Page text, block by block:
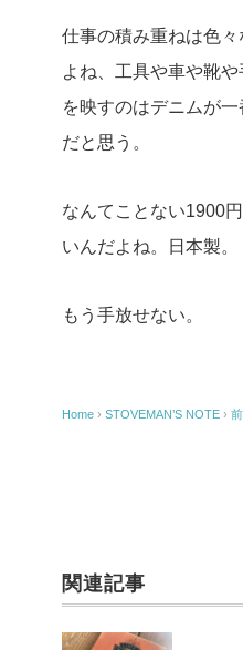
仕事の積み重ねは色
よね、工具や車や靴
を映すのはデニムが
だと思う。
なんてことない1900
いんだよね。日本製。
もう手放せない。
Home › STOVEMAN’S NOTE ›
関連記事